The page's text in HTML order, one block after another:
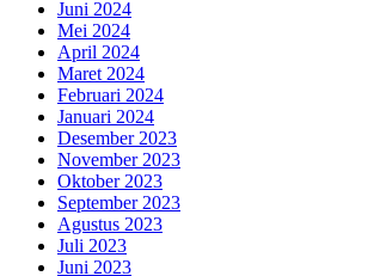
Juni 2024
Mei 2024
April 2024
Maret 2024
Februari 2024
Januari 2024
Desember 2023
November 2023
Oktober 2023
September 2023
Agustus 2023
Juli 2023
Juni 2023